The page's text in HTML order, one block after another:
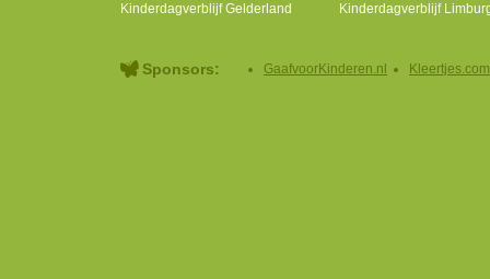
Kinderdagverblijf
Kinderdagverblijf Gelderland
Sponsors: GaafvoorKinderen.nl Kleertjes.com